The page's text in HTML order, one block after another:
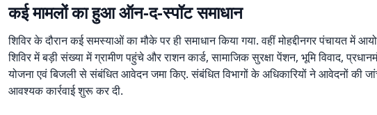
कई मामलों का हुआ ऑन-द-स्पॉट समाधान
शिविर के दौरान कई समस्याओं का मौके पर ही समाधान किया गया. वहीं मोहद्दीनगर पंचायत में
शिविर में बड़ी संख्या में ग्रामीण पहुंचे और राशन कार्ड, सामाजिक सुरक्षा पेंशन, भूमि विवाद,
योजना एवं बिजली से संबंधित आवेदन जमा किए. संबंधित विभागों के अधिकारियों ने आवेदनों की
आवश्यक कार्रवाई शुरू कर दी.